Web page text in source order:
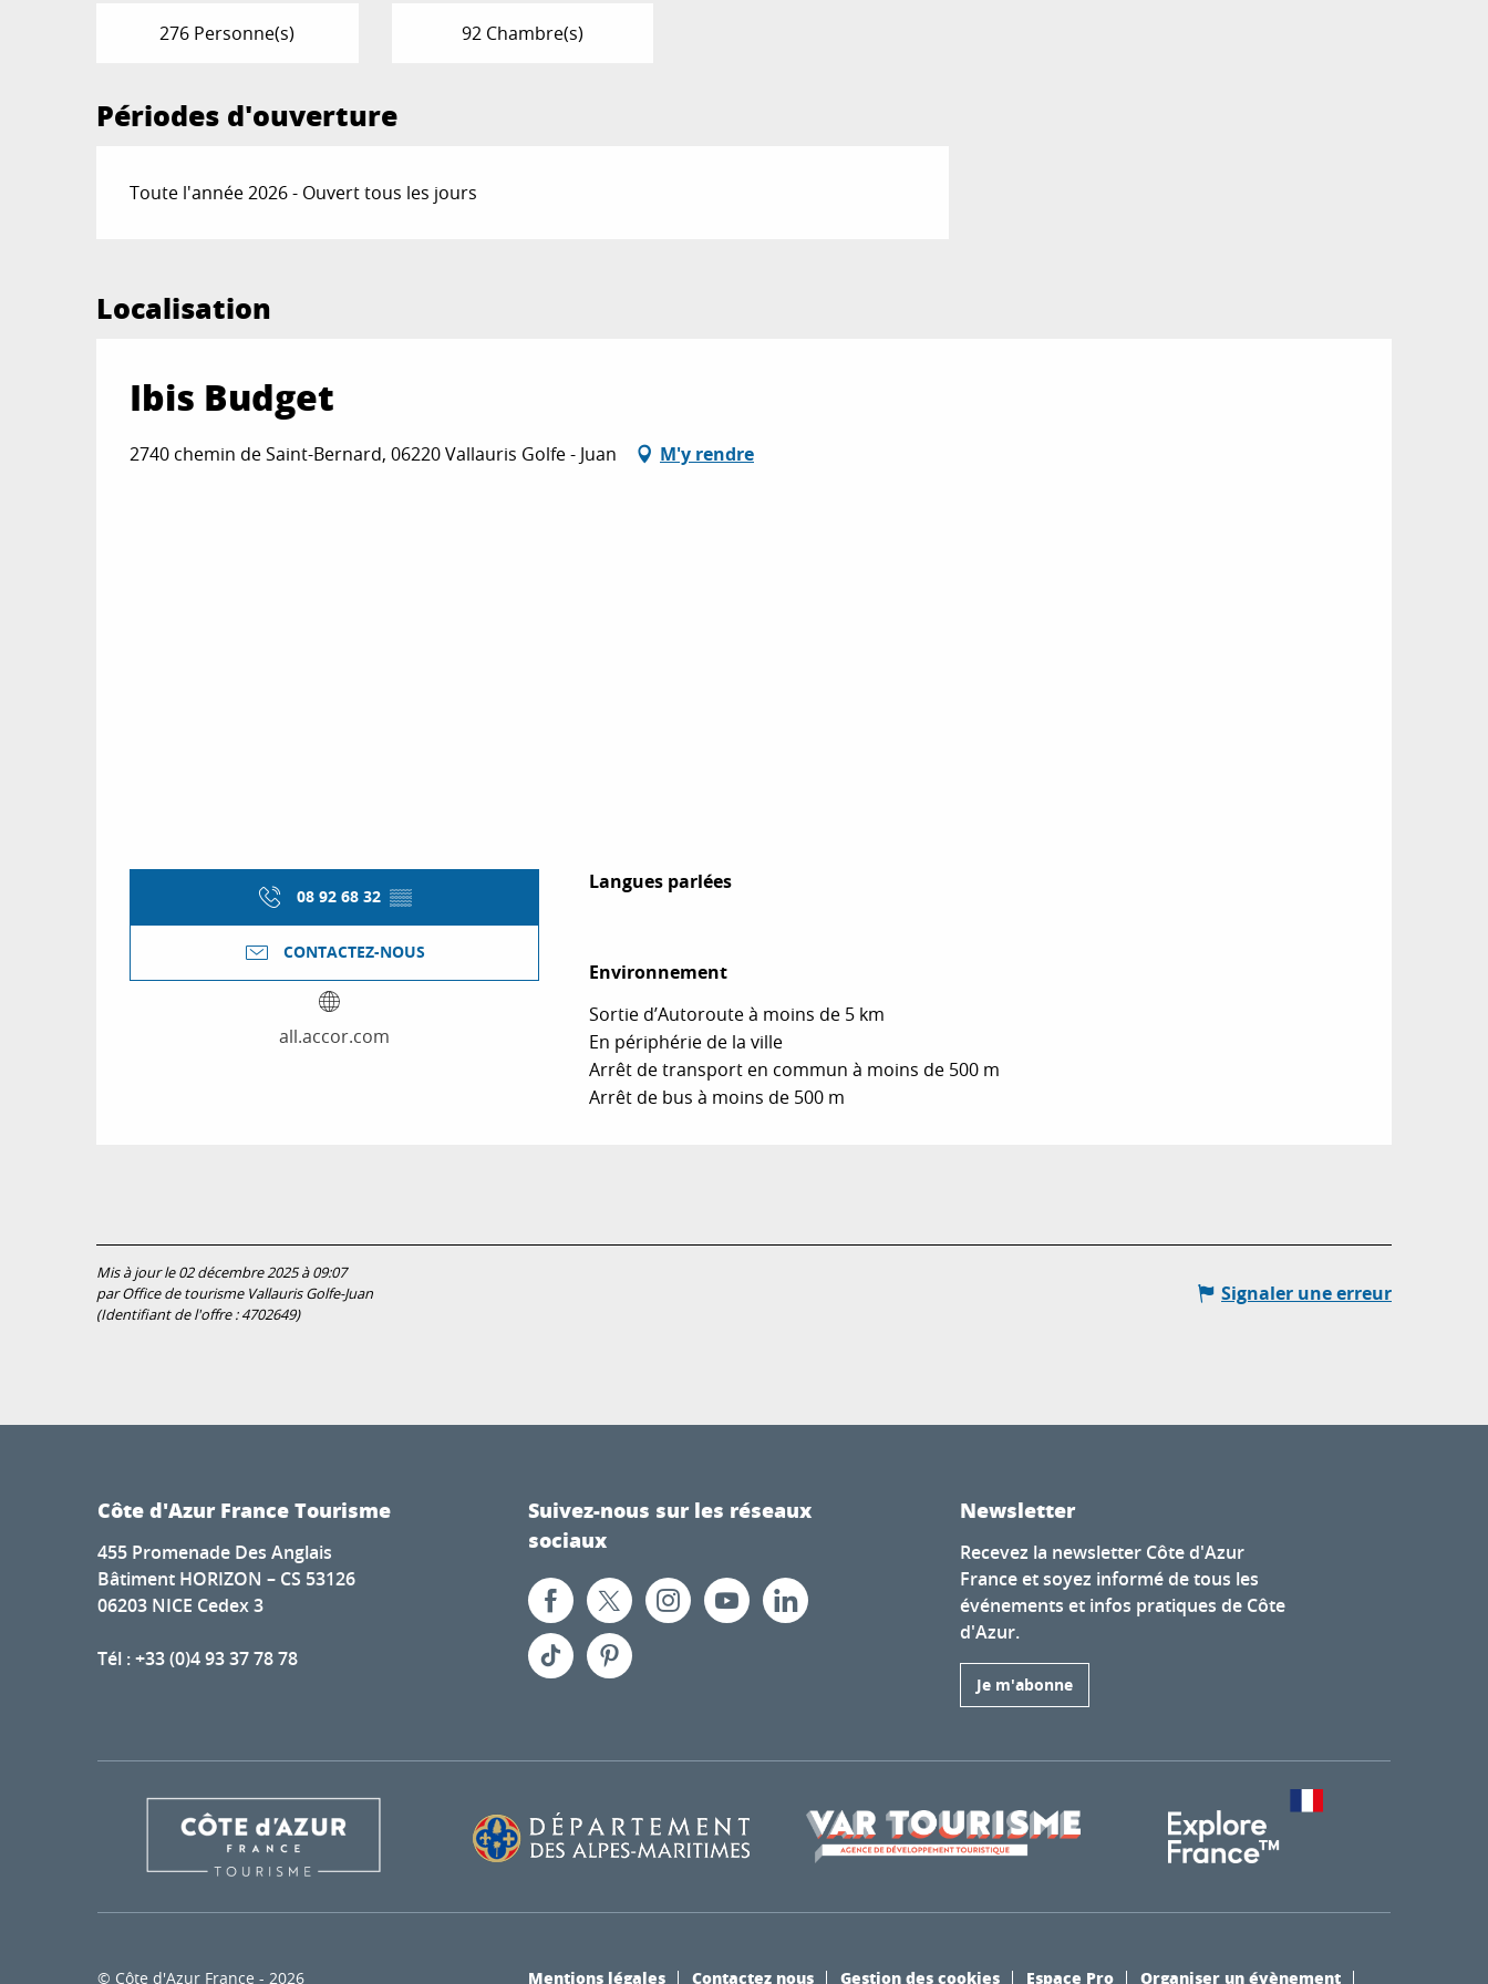
276 Personne(s) 92 Chambre(s)
Périodes d'ouverture
Toute l'année 2026 - Ouvert tous les jours
Localisation
Ibis Budget
2740 chemin de Saint-Bernard, 06220 Vallauris Golfe - Juan M'y rendre
08 92 68 32 ▒▒
CONTACTEZ-NOUS
all.accor.com
Langues parlées
Langues parlées
Environnement
Environnement
Sortie d’Autoroute à moins de 5 km
En périphérie de la ville
Arrêt de transport en commun à moins de 500 m
Arrêt de bus à moins de 500 m
Mis à jour le 02 décembre 2025 à 09:07
par Office de tourisme Vallauris Golfe-Juan
(Identifiant de l'offre :4702649)
Signaler une erreur
Côte d'Azur France Tourisme
455 Promenade Des Anglais
Bâtiment HORIZON – CS 53126
06203 NICE Cedex 3
Tél : +33 (0)4 93 37 78 78
Suivez-nous sur les réseaux
sociaux
Newsletter
Recevez la newsletter Côte d'Azur
France et soyez informé de tous les
événements et infos pratiques de Côte
d'Azur.
Je m'abonne
© Côte d'Azur France - 2026 Mentions légales Contactez nous Gestion des cookies Espace Pro Organiser un évènement